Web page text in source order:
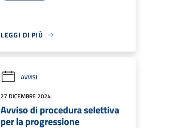
LEGGI DI PIÙ
AVVISI
27 DICEMBRE 2024
Avviso di procedura selettiva
per la progressione